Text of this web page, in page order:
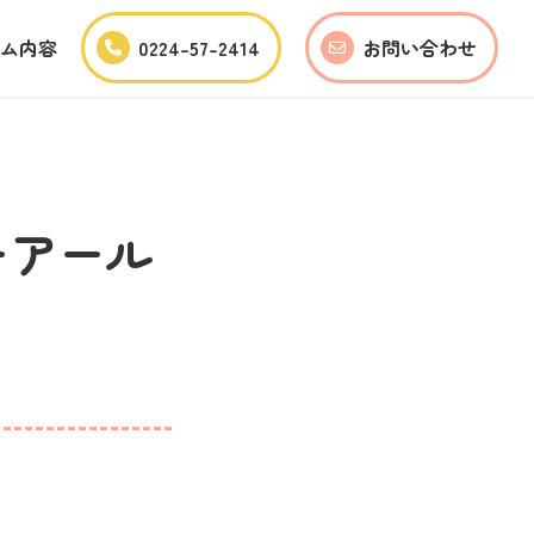
内容 0224-57-2414 お問い合わせ
ール